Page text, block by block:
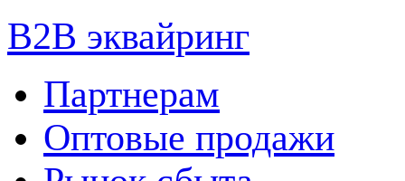
B2B эквайринг
Партнерам
Оптовые продажи